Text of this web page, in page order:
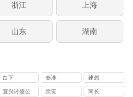
浙江 上海
山东 湖南
白下 秦淮 建邺
宜兴讨债公
崇安 南长